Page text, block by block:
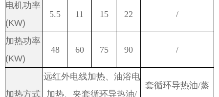
电机功率
(KW)
5.5 11 15 22 /
加热功率
(KW)
48 60 75 90 /
加热方式
远红外电线加热、油浴电
加热、夹套循环导热油/
套循环导热油/蒸